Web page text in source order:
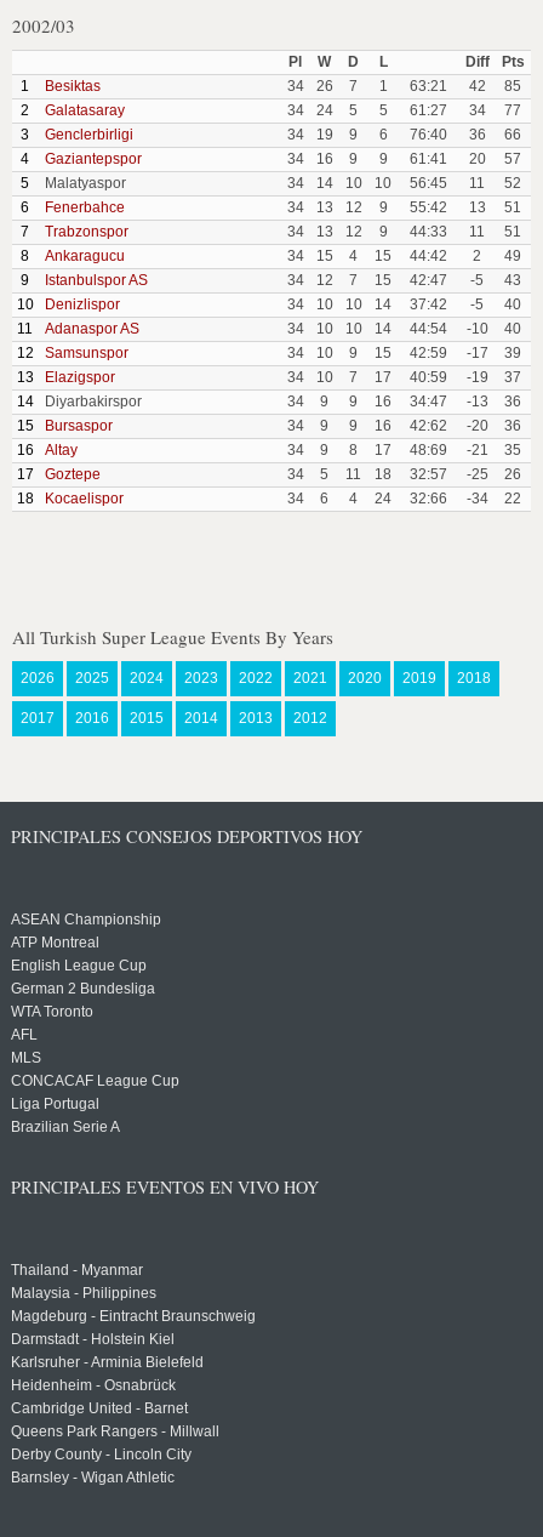
2002/03
Pl W D L Diff
Pts
1
Besiktas 34 26 7 1 63:21 42
85
2
Galatasaray 34 24 5 5 61:27 34
77
3
Genclerbirligi 34 19 9 6 76:40 36
66
4
Gaziantepspor 34 16 9 9 61:41 20
57
5
Malatyaspor 34 14 10 10 56:45 11
52
6
Fenerbahce 34 13 12 9 55:42 13
51
7
Trabzonspor 34 13 12 9 44:33 11
51
8
Ankaragucu 34 15 4 15 44:42 2
49
9
Istanbulspor AS 34 12 7 15 42:47 -5
43
10
Denizlispor 34 10 10 14 37:42 -5
40
11
Adanaspor AS 34 10 10 14 44:54 -10
40
12
Samsunspor 34 10 9 15 42:59 -17
39
13
Elazigspor 34 10 7 17 40:59 -19
37
14
Diyarbakirspor 34 9 9 16 34:47 -13
36
15
Bursaspor 34 9 9 16 42:62 -20
36
16
Altay 34 9 8 17 48:69 -21
35
17
Goztepe 34 5 11 18 32:57 -25
26
18
Kocaelispor 34 6 4 24 32:66 -34 22
All Turkish Super League Events By Years
2026 2025 2024 2023 2022 2021 2020 2019 2018
2017 2016 2015 2014 2013 2012
PRINCIPALES CONSEJOS DEPORTIVOS HOY
ASEAN Championship
ATP Montreal
English League Cup
German 2 Bundesliga
WTA Toronto
AFL
MLS
CONCACAF League Cup
Liga Portugal
Brazilian Serie A
PRINCIPALES EVENTOS EN VIVO HOY
Thailand - Myanmar
Malaysia - Philippines
Magdeburg - Eintracht Braunschweig
Darmstadt - Holstein Kiel
Karlsruher - Arminia Bielefeld
Heidenheim - Osnabrück
Cambridge United - Barnet
Queens Park Rangers - Millwall
Derby County - Lincoln City
Barnsley - Wigan Athletic